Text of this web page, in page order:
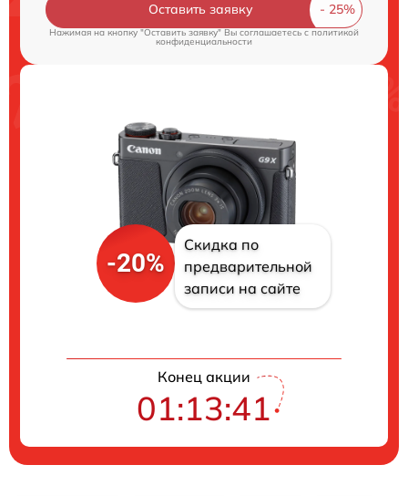
Оставить заявку
Нажимая на кнопку "Оставить заявку" Вы соглашаетесь cполитикой
конфиденциальности
-20%
Скидка по
предварительной
записи на сайте
Конец акции
01:13:39